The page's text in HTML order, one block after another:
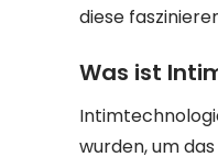
diese
Was ist
wurden, um